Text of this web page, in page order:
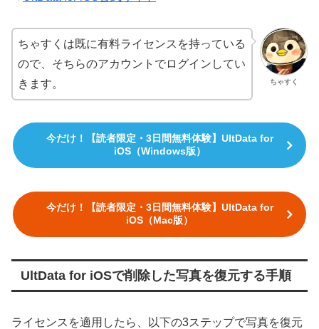
ちゃすく
ちゃすくは既に有料ライセンスを持っている
ので、そちらのアカウントでログインしてい
きます。
今だけ！【読者限定・3日間無料体験】UltData for
iOS（Windows版）
今だけ！【読者限定・3日間無料体験】UltData for
iOS（Mac版）
UltData for iOSで削除した写真を復元する手順
ライセンスを適用したら、以下の3ステップで写真を復元